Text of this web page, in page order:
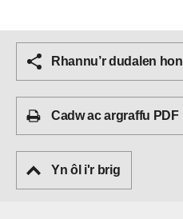
Rhannu’r dudalen hon
Cadw ac argraffu PDF
Yn ôl i'r brig